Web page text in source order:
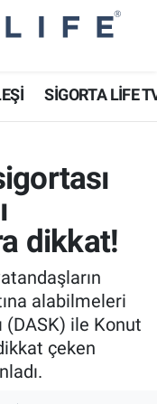
SİGORTA LİFE
dikkat!
alabilmeleri
(DASK) ile Konut
çeken